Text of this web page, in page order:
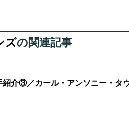
ズの関連記事
介③／カール・アンソニー・タ